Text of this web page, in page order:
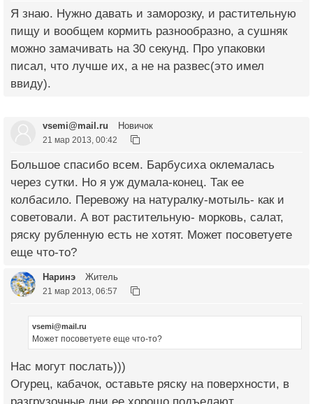
Я знаю. Нужно давать и заморозку, и растительную
пищу и вообщем кормить разнообразно, а сушняк
можно замачивать на 30 секунд. Про упаковки
писал, что лучше их, а не на развес(это имел
ввиду).
vsemi@mail.ru Новичок
21 мар 2013, 00:42
Большое спасибо всем. Барбусиха оклемалась
через сутки. Но я уж думала-конец. Так ее
колбасило. Перевожу на натуралку-мотыль- как и
советовали. А вот растительную- морковь, салат,
ряску рубленную есть не хотят. Может посоветуете
еще что-то?
Наринэ Житель
21 мар 2013, 06:57
vsemi@mail.ru
Может посоветуете еще что-то?
Нас могут послать)))
Огурец, кабачок, оставьте ряску на поверхности, в